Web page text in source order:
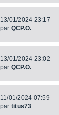
13/01/2024 23:17
par QCP.O.
13/01/2024 23:02
par QCP.O.
11/01/2024 07:59
par titus73